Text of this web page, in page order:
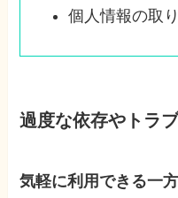
個人情報の取
過度な依存やトラ
気軽に利用できる一